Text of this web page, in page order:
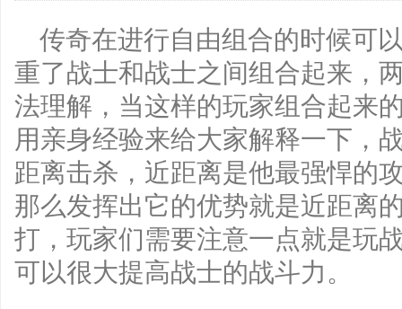
传奇在进行自由组合的时候可
重了战士和战士之间组合起来，
法理解，当这样的玩家组合起来
用亲身经验来给大家解释一下，
距离击杀，近距离是他最强悍的
那么发挥出它的优势就是近距离
打，玩家们需要注意一点就是玩
可以很大提高战士的战斗力。